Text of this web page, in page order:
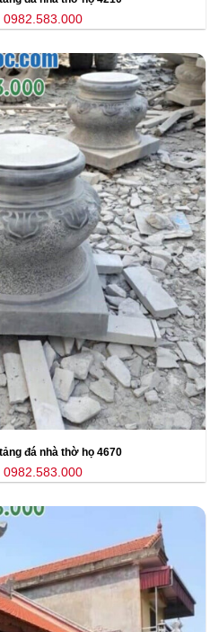
0982.583.000
đá nhà thờ họ 4670
0982.583.000